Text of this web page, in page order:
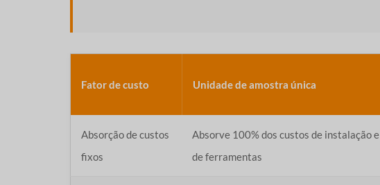
Fator de custo Unidade de amostra única
Absorção de custos
fixos
Absorve 100% dos custos de instalação e
de ferramentas